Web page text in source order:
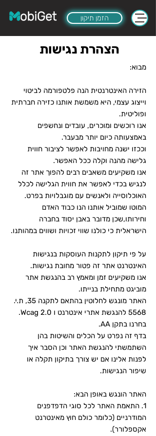
הזמן תיקון
הצהרת נגישות
מבוא:
הזירה האינטרנטית הנה פלטפורמה לביטוי
וייצוג עצמי, היא משמשת אותנו כזירה חברתית
ופוליטית.
אנו רוכשים ומוכרים, עובדים ונחשפים
באמצעותה כיום יותר מבעבר.
וככזו ישנה מחויבות לאפשר לציבור חווית
גלישה מהנה וקלה ככל האפשר.
אנו משקיעים משאבים רבים להפוך אתר זה
לנגיש בכדי לאפשר את חווית הגלישה לכלל
האוכלוסייה ולאנשים עם מוגבלויות בפרט.
המוטו שמוביל אותנו הנו כבוד האדם
וחירותו,שכן מדובר באבן יסוד בחברה
הישראלית כי כולנו שווי זכויות ושווים במהותנו.
על פי תיקון לתקנות העוסקות בנגישות
האינטרנט אתר זה פטור מחובת נגישות.
אנו משקיעים זמן ומאמץ רב בהנגשת אתר
מוביגט מתחילת בנייתו.
האתר מונגש לחלוטין בהתאם לתקנה 35, ת.י.
5568 להנגשת אתרי אינטרנט
ו Wcag 2.0.
בחרנו בתקן AA.
בדף זה נפרט על הכלים והשיטות בהן
השתמשתי להנגשת האתר וכן הסבר איך
לפנות אלינו אם יש צורך בתיקון תקלה או
שיפור הנגישות.
האתר הונגש באופן הבא:
1. התאמת האתר לכל סוגי הדפדפנים
המודרניים (כלומר כולם חוץ מאינטרנט
אקספלורר).